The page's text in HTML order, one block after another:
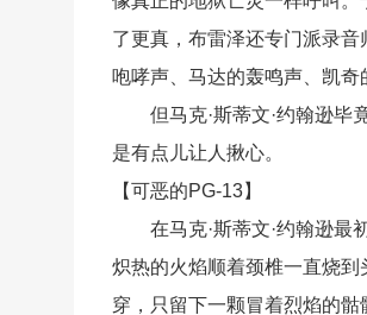
了更真，布雷泽还专门派录
咆哮声、马达的轰鸣声、凯奇
但马克·斯蒂文·约翰逊毕竟
是有点儿让人揪心。
【可恶的PG-13】
在马克·斯蒂文·约翰逊最初
炽热的火焰顺着颈椎一直烧
穿，只留下一颗冒着烈焰的